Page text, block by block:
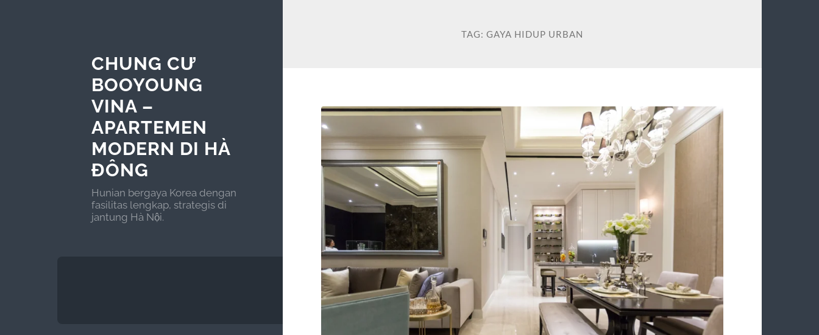
CHUNG CƯ
BOOYOUNG
VINA –
APARTEMEN
MODERN DI HÀ
ĐÔNG
Hunian bergaya Korea dengan
fasilitas lengkap, strategis di
jantung Hà Nội.
TAG: GAYA HIDUP URBAN